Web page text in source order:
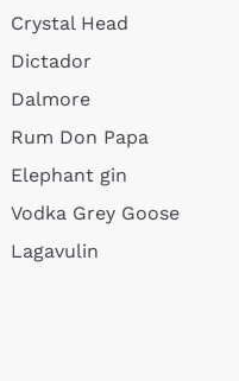
Crystal Head
Dictador
Dalmore
Rum Don Papa
Elephant gin
Vodka Grey Goose
Lagavulin